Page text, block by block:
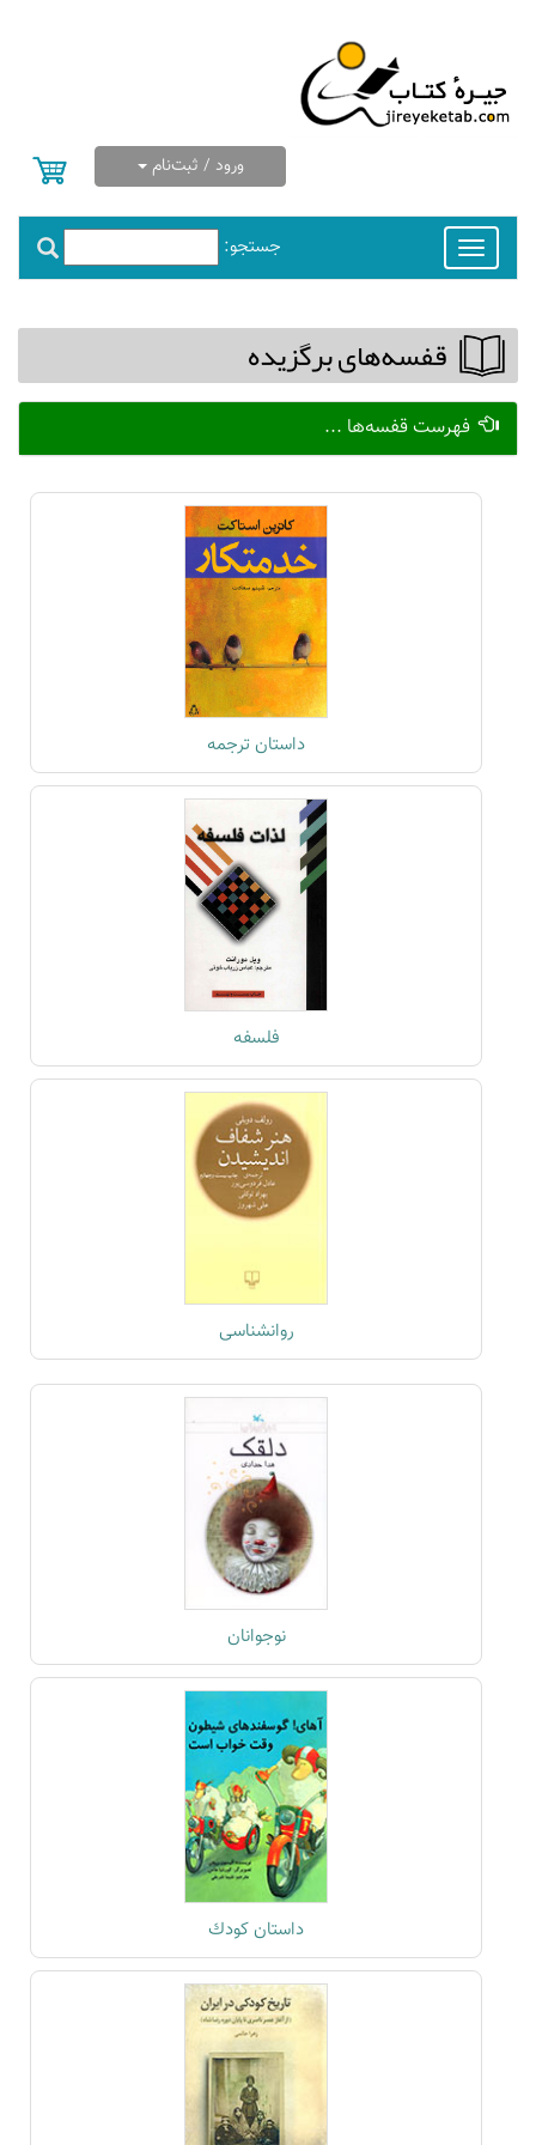
ورود / ثبت‌نام
جستجو:
Toggle
navigation
قفسه‌های برگزیده
فهرست قفسه‌ها ...
داستان ترجمه
فلسفه
روانشناسی
نوجوانان
داستان كودك